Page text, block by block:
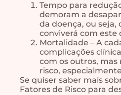
Tempo para
demoram a
da doença, ou
conviverá com este
Mortalidade – A
complicações
com os outros, mas
risco,
Se quiser saber mais
Fatores de Risco para